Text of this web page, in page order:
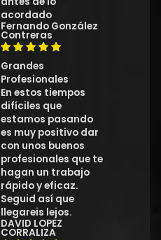
acordado
Fernando González
Contreras
Grandes
Profesionales
En estos tiempos
difíciles que
estamos pasando
es muy positivo dar
con unos buenos
profesionales que te
hagan un trabajo
rápido y eficaz.
Seguid así que
llegareis lejos.
DAVID LOPEZ
CORRALIZA